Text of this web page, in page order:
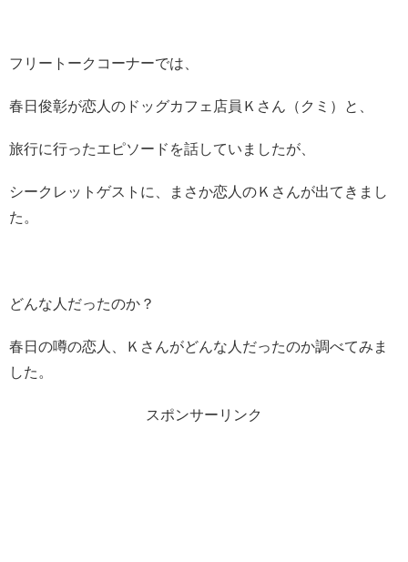
フリートークコーナーでは、
春日俊彰が恋人のドッグカフェ店員Ｋさん（クミ）と、
旅行に行ったエピソードを話していましたが、
シークレットゲストに、まさか恋人のＫさんが出てきまし
た。
どんな人だったのか？
春日の噂の恋人、Ｋさんがどんな人だったのか調べてみま
した。
スポンサーリンク